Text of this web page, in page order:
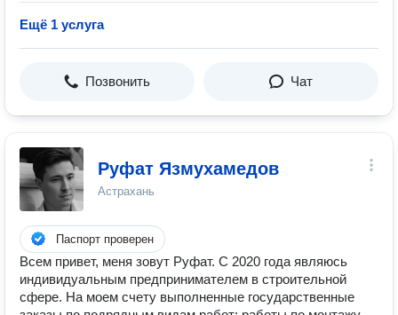
Ещё 1 услуга
Позвонить Чат
Руфат Язмухамедов
Астрахань
Паспорт проверен
Всем привет, меня зовут Руфат. С 2020 года являюсь
индивидуальным предпринимателем в строительной
сфере. На моем счету выполненные государственные